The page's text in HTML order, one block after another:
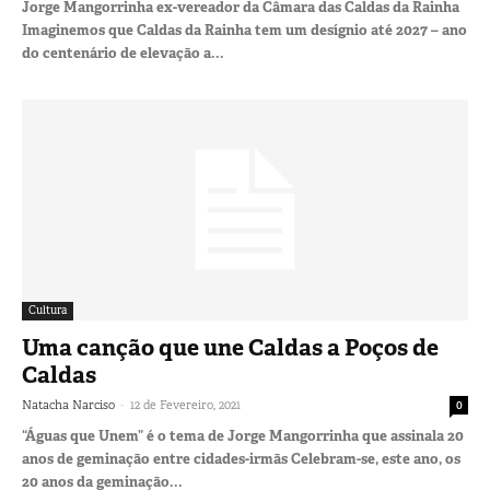
Jorge Mangorrinha ex-vereador da Câmara das Caldas da Rainha
Imaginemos que Caldas da Rainha tem um desígnio até 2027 – ano
do centenário de elevação a...
Cultura
Uma canção que une Caldas a Poços de
Caldas
Natacha Narciso - 12 de Fevereiro, 2021 0
“Águas que Unem” é o tema de Jorge Mangorrinha que assinala 20
anos de geminação entre cidades-irmãs Celebram-se, este ano, os
20 anos da geminação...